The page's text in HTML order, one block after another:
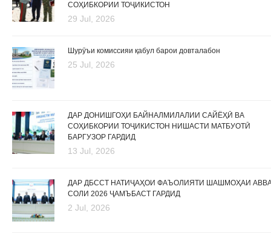
СОҲИБКОРИИ ТОҶИКИСТОН
29 Jul, 2026
Шурӯъи комиссияи қабул барои довталабон
25 Jul, 2026
ДАР ДОНИШГОҲИ БАЙНАЛМИЛАЛИИ САЙЁҲӢ ВА
СОҲИБКОРИИ ТОҶИКИСТОН НИШАСТИ МАТБУОТӢ
БАРГУЗОР ГАРДИД
13 Jul, 2026
ДАР ДБССТ НАТИҶАҲОИ ФАЪОЛИЯТИ ШАШМОҲАИ
СОЛИ 2026 ҶАМЪБАСТ ГАРДИД
2 Jul, 2026